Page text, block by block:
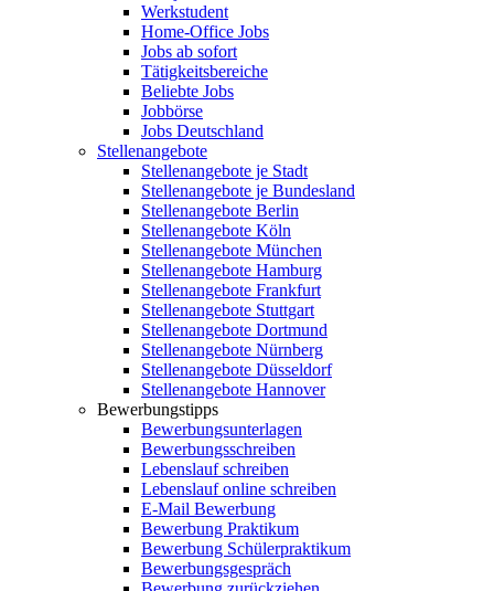
Werkstudent
Home-Office Jobs
Jobs ab sofort
Tätigkeitsbereiche
Beliebte Jobs
Jobbörse
Jobs Deutschland
Stellenangebote
Stellenangebote je Stadt
Stellenangebote je Bundesland
Stellenangebote Berlin
Stellenangebote Köln
Stellenangebote München
Stellenangebote Hamburg
Stellenangebote Frankfurt
Stellenangebote Stuttgart
Stellenangebote Dortmund
Stellenangebote Nürnberg
Stellenangebote Düsseldorf
Stellenangebote Hannover
Bewerbungstipps
Bewerbungsunterlagen
Bewerbungsschreiben
Lebenslauf schreiben
Lebenslauf online schreiben
E-Mail Bewerbung
Bewerbung Praktikum
Bewerbung Schülerpraktikum
Bewerbungsgespräch